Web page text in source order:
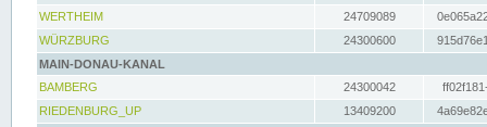
WERTHEIM
24709089
WÜRZBURG
24300600
MAIN-DONAU-KANAL
BAMBERG
24300042
RIEDENBURG_UP
13409200